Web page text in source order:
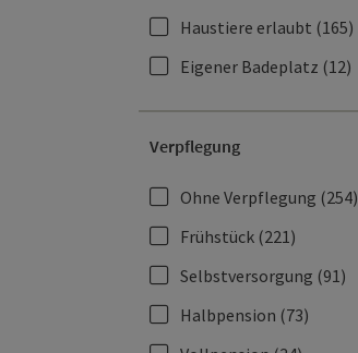
Haustiere erlaubt (165)
Eigener Badeplatz (12)
Verpflegung
Ohne Verpflegung (254)
Frühstück (221)
Selbstversorgung (91)
Halbpension (73)